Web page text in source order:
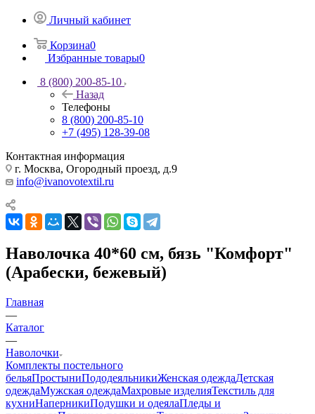
Личный кабинет
Корзина0
Избранные товары0
8 (800) 200-85-10
Назад
Телефоны
8 (800) 200-85-10
+7 (495) 128-39-08
Контактная информация
г. Москва, Огородный проезд, д.9
info@ivanovotextil.ru
Наволочка 40*60 см, бязь "Комфорт"
(Арабески, бежевый)
Главная
—
Каталог
—
Наволочки
Комплекты постельного
бельяПростыниПододеяльникиЖенская одеждаДетская
одеждаМужская одеждаМахровые изделияТекстиль для
кухниНаперникиПодушки и одеялаПледы и